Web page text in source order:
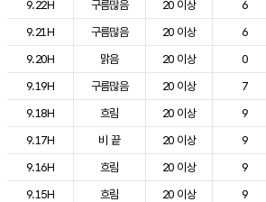
9.22H
구름많음 20 이상 6
9.21H
구름많음 20 이상 6
9.20H
맑음 20 이상 0
9.19H
구름많음 20 이상 7
9.18H
흐림 20 이상 9
9.17H
비 끝 20 이상 9
9.16H
흐림 20 이상 9
9.15H
흐림 20 이상 9